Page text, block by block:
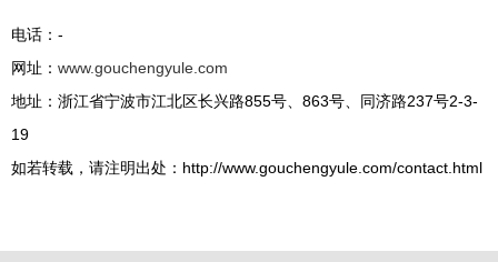
电话：-
网址： www.gouchengyule.com
地址：浙江省宁波市江北区长兴路855号、863号、同济路237号2-3-
19
如若转载，请注明出处：http://www.gouchengyule.com/contact.html